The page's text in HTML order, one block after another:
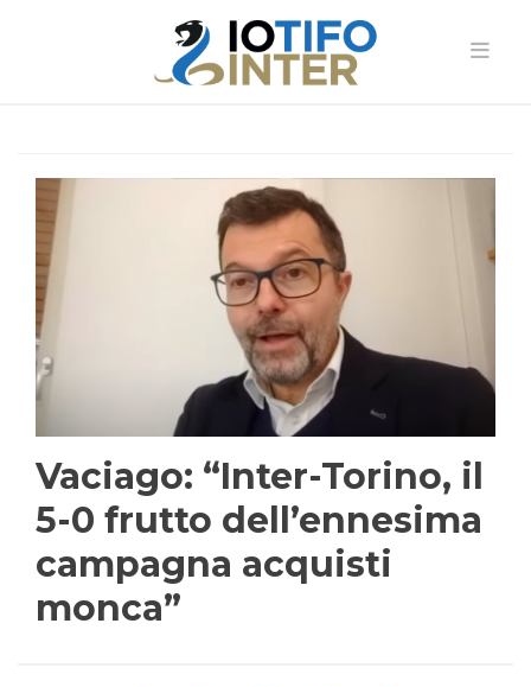
Vaciago: “Inter-Torino, il
5-0 frutto dell’ennesima
campagna acquisti
monca”